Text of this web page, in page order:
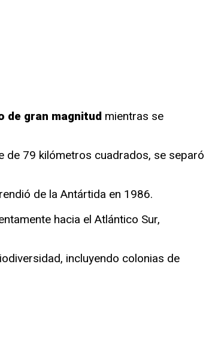
de gran magnitud mientras se
de 79 kilómetros cuadrados, se separó
de la Antártida en 1986.
hacia el Atlántico Sur,
incluyendo colonias de